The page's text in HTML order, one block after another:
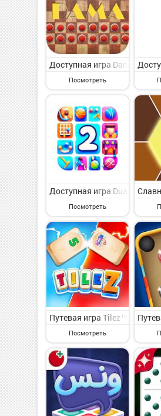
Доступная игра Dama
Посмотреть
Доступная игра Dual
Посмотреть
Путевая игра Tilez™ - Fun
Посмотреть